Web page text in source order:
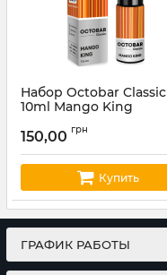
Набор Octobar Classic
10ml Mango King
150,00 грн
Купить
ГРАФИК РАБОТЫ